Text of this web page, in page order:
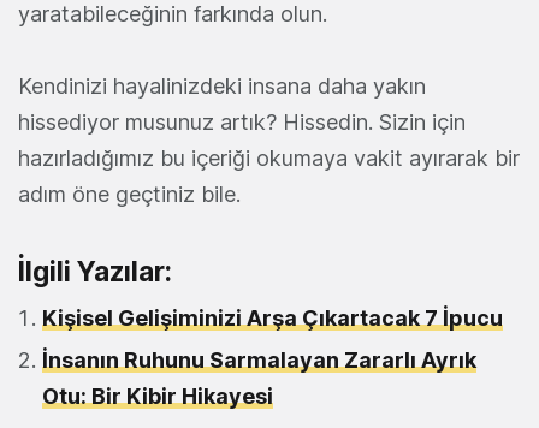
yaratabileceğinin farkında olun.
Kendinizi hayalinizdeki insana daha yakın
hissediyor musunuz artık? Hissedin. Sizin için
hazırladığımız bu içeriği okumaya vakit ayırarak bir
adım öne geçtiniz bile.
İlgili Yazılar:
Kişisel Gelişiminizi Arşa Çıkartacak 7 İpucu
İnsanın Ruhunu Sarmalayan Zararlı Ayrık
Otu: Bir Kibir Hikayesi